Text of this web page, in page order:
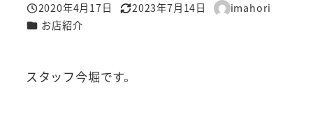
投稿日
2020年4月17日
更新日
2023年7月14日
著
imahori
カテゴリー
お店紹介
スタッフ今堀です。